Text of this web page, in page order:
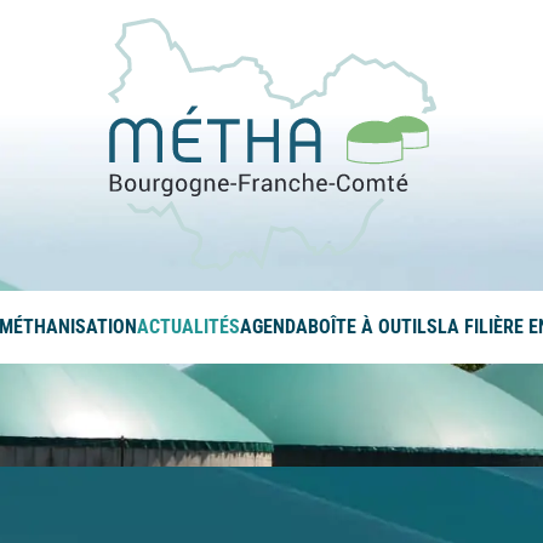
ACTUALITÉSAGENDABOÎTE À OUTILSLA FILIÈRE